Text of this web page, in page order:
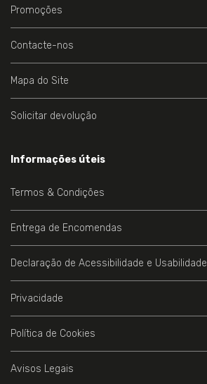
Promoções
Contacte-nos
Mapa do Site
Solicitar devolução
Informações úteis
Termos & Condições
Entrega de Encomendas
Declaração de Acessibilidade e Usabilidade
Privacidade
Política de Cookies
Avisos Legais